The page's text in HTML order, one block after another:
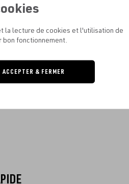
la lecture de cookies et l'utilisation de
bon fonctionnement.
ACCEPTER & FERMER